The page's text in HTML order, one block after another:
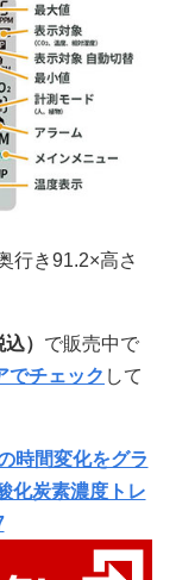
行き91.2×高さ
込） で販売中で
でチェック して
時間変化をグラ
化炭素濃度トレ